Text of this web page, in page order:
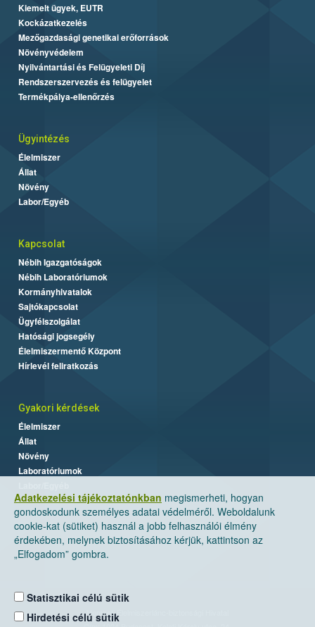
Adatkezelési tájékoztatónkban megismerheti, hogyan
gondoskodunk személyes adatai védelméről. Weboldalunk
cookie-kat (sütiket) használ a jobb felhasználói élmény
érdekében, melynek biztosításához kérjük, kattintson az
„Elfogadom” gombra.
Statisztikai célú sütik
Hirdetési célú sütik
Kiemelt ügyek, EUTR
Kockázatkezelés
Mezőgazdasági genetikai erőforrások
Növényvédelem
Nyilvántartási és Felügyeleti Díj
Rendszerszervezés és felügyelet
Termékpálya-ellenőrzés
Ügyintézés
Élelmiszer
Állat
Növény
Labor/Egyéb
Kapcsolat
Nébih Igazgatóságok
Nébih Laboratóriumok
Kormányhivatalok
Sajtókapcsolat
Ügyfélszolgálat
Hatósági jogsegély
Élelmiszermentő Központ
Hírlevél feliratkozás
Gyakori kérdések
Élelmiszer
Állat
Növény
Laboratóriumok
Nemzeti Élelmiszerlánc-biztonsági Hivatal